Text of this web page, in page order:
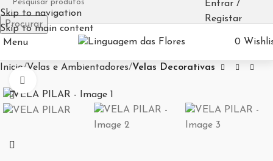
Skip to navigation
Skip to main content
Procurar
Entrar /
Registar
Menu 0
Início Velas e Ambientadores Velas Decorativas